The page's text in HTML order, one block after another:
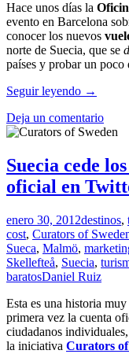
Hace unos días la
evento en Barcelona
conocer los nuevos
norte de Suecia, que se
países y probar un poco
Seguir leyendo Caviar
Kalix
de
Laponia
Sueca
→
Deja un comentario
Suecia cede
oficial en
enero 30, 2012destinos,
cost, Curators of
Sueca, Malmö,
Skellefteå, Suecia,
baratosDaniel Ruiz
Esta es una historia
primera vez la cuenta
ciudadanos
la iniciativa Curators